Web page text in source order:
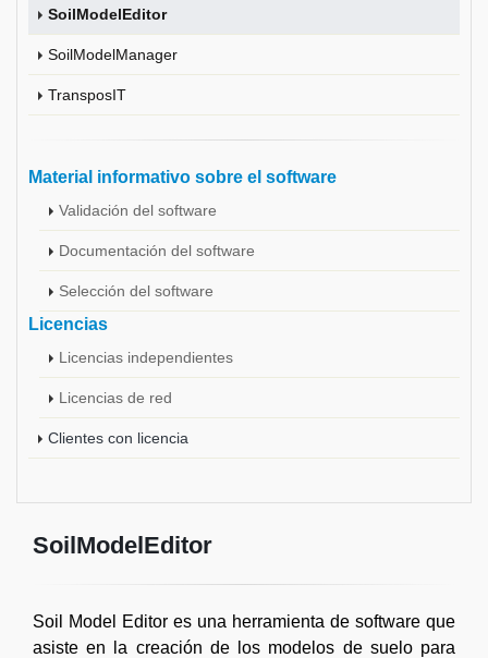
SoilModelEditor
SoilModelManager
TransposIT
Material informativo sobre el software
Validación del software
Documentación del software
Selección del software
Licencias
Licencias independientes
Licencias de red
Clientes con licencia
SoilModelEditor
Soil Model Editor es una herramienta de software que
asiste en la creación de los modelos de suelo para